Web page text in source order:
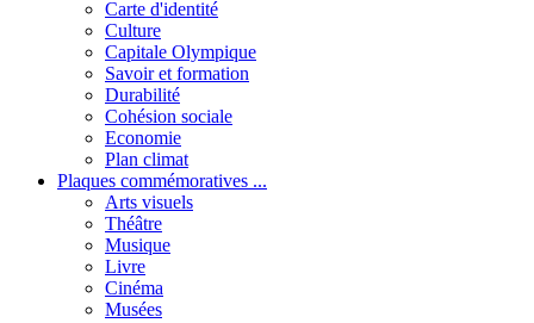
Carte d'identité
Culture
Capitale Olympique
Savoir et formation
Durabilité
Cohésion sociale
Economie
Plan climat
Plaques commémoratives ...
Arts visuels
Théâtre
Musique
Livre
Cinéma
Musées